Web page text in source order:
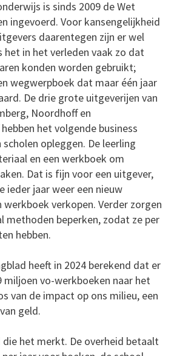
is sinds 2009 de Wet
ingevoerd. Voor kansengelijkheid
daarentegen zijn er wel
het in het verleden vaak zo dat
konden worden gebruikt;
wegwerpboek dat maar één jaar
De drie grote uitgeverijen van
Noordhoff en
het volgende business
opleggen. De leerling
en een werkboek om
Dat is fijn voor een uitgever,
ieder jaar weer een nieuw
werkboek verkopen. Verder zorgen
methoden beperken, zodat ze per
hebben.
heeft in 2024 berekend dat er
miljoen vo-werkboeken naar het
van de impact op ons milieu, een
geld.
die het merkt. De overheid betaalt